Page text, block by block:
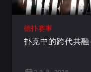
德扑赛事
扑克中的跨代共